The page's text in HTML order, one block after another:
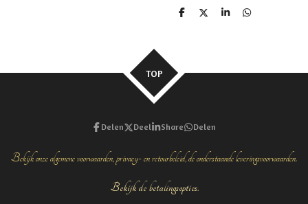
D
D
S
D
TOP
Delen Deel Share Delen
Bekijk onze algemene voorwaarden, privacy- en retourbeleid, de onderstaande leveringsvoorwaarden.
Bekijk de betalingsopties.